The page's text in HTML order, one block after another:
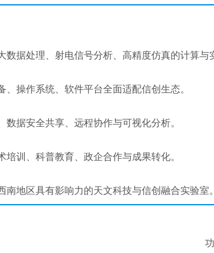
数据处理、射电信号分析、高精度仿真的计算与
、操作系统、软件平台全面适配信创生态。
数据安全共享、远程协作与可视化分析。
培训、科普教育、政企合作与成果转化。
南地区具有影响力的天文科技与信创融合实验室。